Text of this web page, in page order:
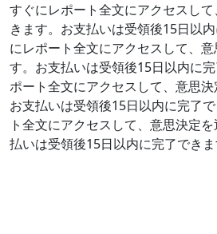
すぐにレポート全文にアクセスし
きます。お支払いは受領後15日以内
にレポート全文にアクセスして、
す。お支払いは受領後15日以内に完
ポート全文にアクセスして、意思決
お支払いは受領後15日以内に完了で
ト全文にアクセスして、意思決定
払いは受領後15日以内に完了できま